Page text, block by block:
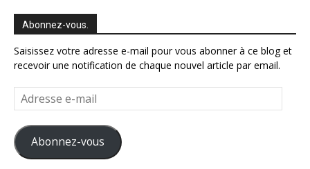
Abonnez-vous.
Saisissez votre adresse e-mail pour vous abonner à ce blog et
recevoir une notification de chaque nouvel article par email.
Adresse
e-
mail
Abonnez-vous